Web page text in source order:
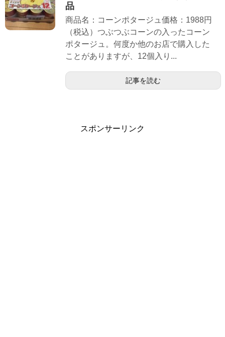
品
商品名：コーンポタージュ価格：1988円
（税込）つぶつぶコーンの入ったコーン
ポタージュ。何度か他のお店で購入した
ことがありますが、12個入り...
記事を読む
スポンサーリンク